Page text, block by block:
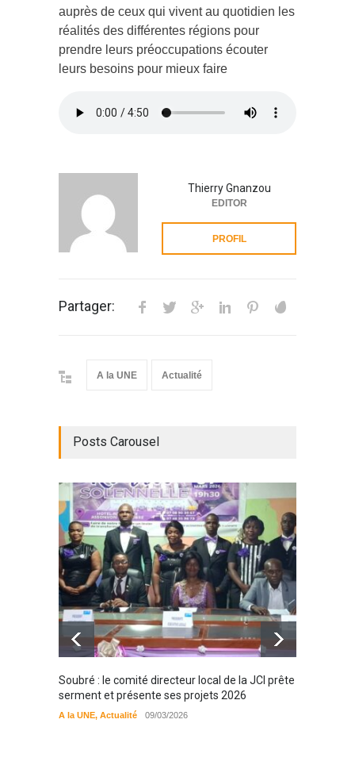
auprès de ceux qui vivent au quotidien les
réalités des différentes régions pour
prendre leurs préoccupations écouter
leurs besoins pour mieux faire
Thierry Gnanzou
EDITOR
PROFIL
Partager:
A la UNE Actualité
Posts Carousel
Soubré : le comité directeur local de la JCI prête
serment et présente ses projets 2026
A la UNE, Actualité 09/03/2026